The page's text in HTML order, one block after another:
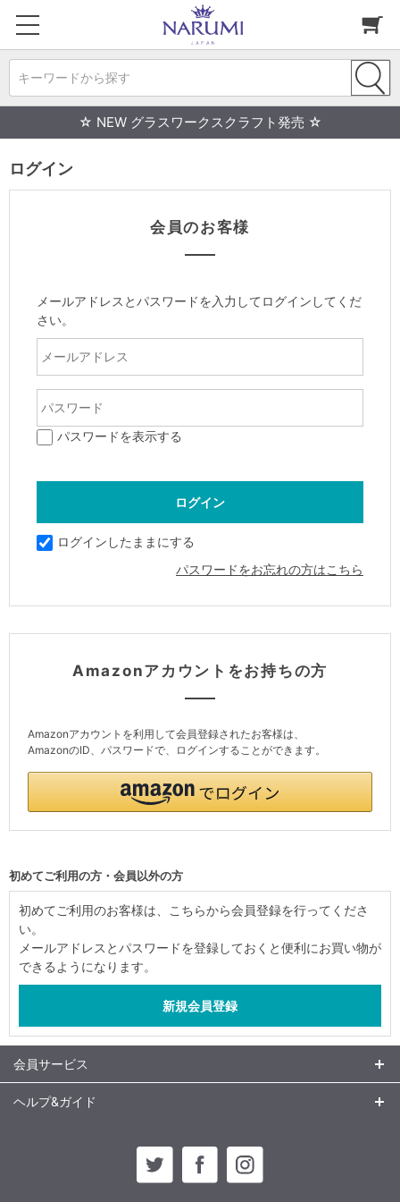
キーワードから探す
☆ NEW グラスワークスクラフト発売 ☆
ログイン
会員のお客様
メールアドレスとパスワードを入力してログインしてくだ
さい。
パスワードを表示する
ログインしたままにする
パスワードをお忘れの方はこちら
Amazonアカウントをお持ちの方
Amazonアカウントを利用して会員登録されたお客様は、
AmazonのID、パスワードで、ログインすることができます。
初めてご利用の方・会員以外の方
初めてご利用のお客様は、こちらから会員登録を行ってくださ
い。
メールアドレスとパスワードを登録しておくと便利にお買い物が
できるようになります。
会員サービス
ヘルプ&ガイド